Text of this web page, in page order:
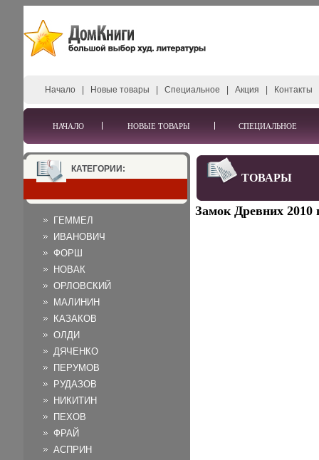
Начало Новые товары Специальное Акция Контакты
НАЧАЛО НОВЫЕ ТОВАРЫ СПЕЦИАЛЬНОЕ
КАТЕГОРИИ:
ГЕММЕЛ
ИВАНОВИЧ
ФОРШ
НОВАК
ОРЛОВСКИЙ
МАЛИНИН
КАЗАКОВ
ОЛДИ
ДЯЧЕНКО
ПЕРУМОВ
РУДАЗОВ
НИКИТИН
ПЕХОВ
ФРАЙ
АСПРИН
ТОВАРЫ
Замок Древних 2010